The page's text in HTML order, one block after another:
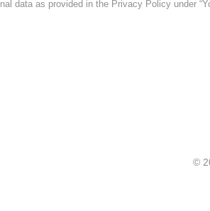
data as provided in the Privacy Policy under
©